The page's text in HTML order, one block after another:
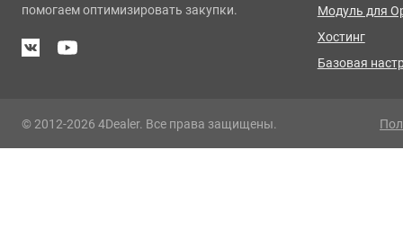
помогаем оптимизировать закупки.
Модуль для
Хостинг
Базовая
© 2012-2026 4Dealer. Все права защищены.